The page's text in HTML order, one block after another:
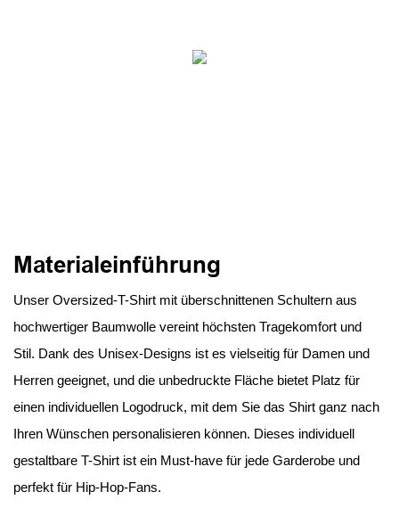
Materialeinführung
Unser Oversized-T-Shirt mit überschnittenen Schultern aus
hochwertiger Baumwolle vereint höchsten Tragekomfort und
Stil. Dank des Unisex-Designs ist es vielseitig für Damen und
Herren geeignet, und die unbedruckte Fläche bietet Platz für
einen individuellen Logodruck, mit dem Sie das Shirt ganz nach
Ihren Wünschen personalisieren können. Dieses individuell
gestaltbare T-Shirt ist ein Must-have für jede Garderobe und
perfekt für Hip-Hop-Fans.